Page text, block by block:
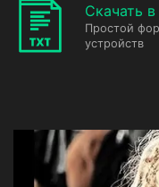
Скачать
Простой
устройств